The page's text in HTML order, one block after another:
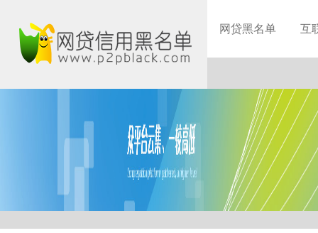
网贷黑名单 互